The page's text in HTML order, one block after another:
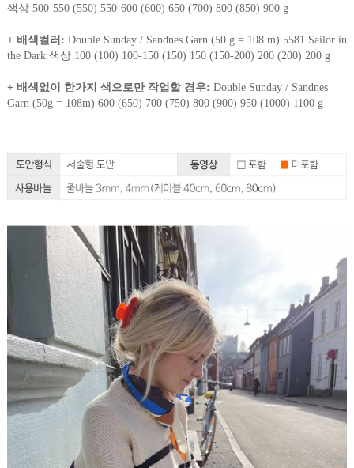
색상 500-550 (550) 550-600 (600) 650 (700) 800 (850) 900 g
+ 배색컬러: Double Sunday / Sandnes Garn (50 g = 108 m) 5581 Sailor in
the Dark 색상 100 (100) 100-150 (150) 150 (150-200) 200 (200) 200 g
+ 배색없이 한가지 색으로만 작업할 경우: Double Sunday / Sandnes
Garn (50g = 108m) 600 (650) 700 (750) 800 (900) 950 (1000) 1100 g